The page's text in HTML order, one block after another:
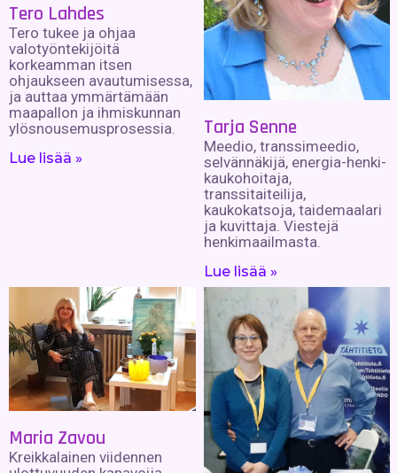
Tero Lahdes
Tero tukee ja ohjaa
valotyöntekijöitä
korkeamman itsen
ohjaukseen avautumisessa,
ja auttaa ymmärtämään
maapallon ja ihmiskunnan
ylösnousemusprosessia.
Lue lisää »
Tarja Senne
Meedio, transsimeedio,
selvännäkijä, energia-henki-
kaukohoitaja,
transsitaiteilija,
kaukokatsoja, taidemaalari
ja kuvittaja. Viestejä
henkimaailmasta.
Lue lisää »
Maria Zavou
Kreikkalainen viidennen